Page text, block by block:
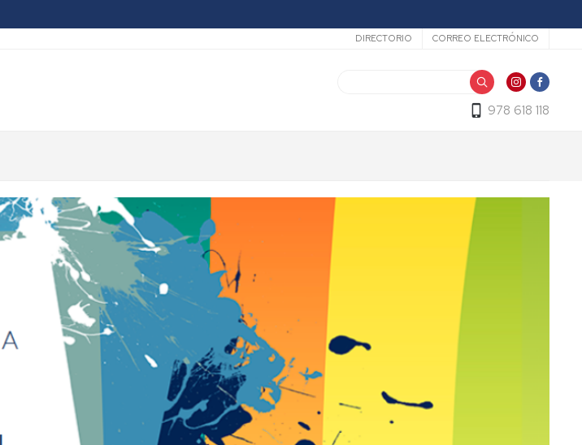
Secundario
DIRECTORIO CORREO ELECTRÓNICO
978 618 118